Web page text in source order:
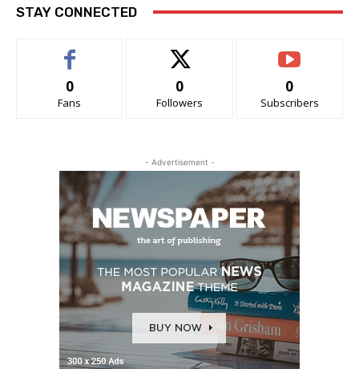
STAY CONNECTED
0
Fans
0
Followers
0
Subscribers
- Advertisement -